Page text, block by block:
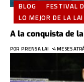
BLOG FESTIVAL
LO MEJOR DE LA LAI
A la conquista de
POR PRENSA LAI 4 MESES